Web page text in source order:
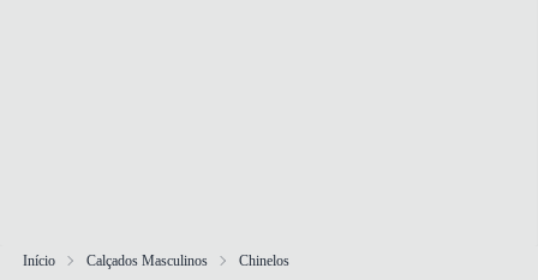
Início Calçados Masculinos
Chinelos